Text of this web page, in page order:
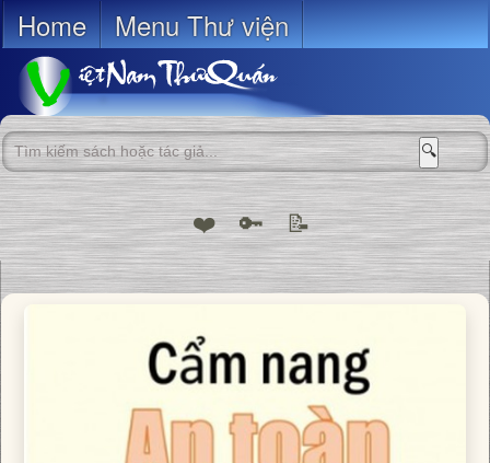
Home Menu Thư viện
🔍
❤️ 🔑 📝